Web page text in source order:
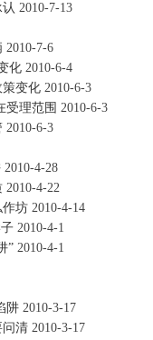
2010-7-13
2010-7-6
化2010-6-4
变化2010-6-3
受理范围 2010-6-3
2010-6-3
2010-4-28
2010-4-22
坊2010-4-14
2010-4-1
”2010-4-1
阱2010-3-17
清2010-3-17